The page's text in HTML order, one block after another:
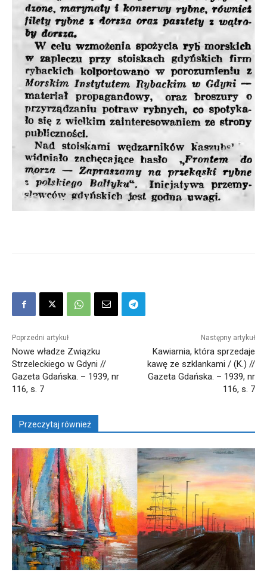
Poprzedni artykuł
Nowe władze Związku
Strzeleckiego w Gdyni //
Gazeta Gdańska. – 1939, nr
116, s. 7
Następny artykuł
Kawiarnia, która sprzedaje
kawę ze szklankami / (K.) //
Gazeta Gdańska. – 1939, nr
116, s. 7
Przeczytaj również